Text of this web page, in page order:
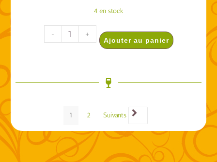
4 en stock
- +
Ajouter au panier
1 2 Suivants